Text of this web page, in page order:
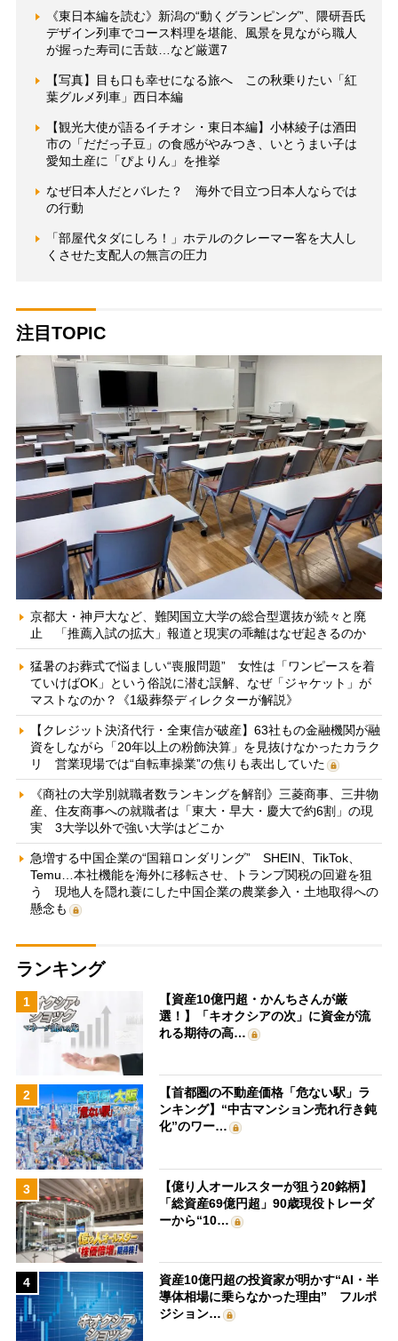
《東日本編を読む》新潟の“動くグランピング”、隈研吾氏
デザイン列車でコース料理を堪能、風景を見ながら職人
が握った寿司に舌鼓…など厳選7
【写真】目も口も幸せになる旅へ この秋乗りたい「紅
葉グルメ列車」西日本編
【観光大使が語るイチオシ・東日本編】小林綾子は酒田
市の「だだっ子豆」の食感がやみつき、いとうまい子は
愛知土産に「ぴよりん」を推挙
なぜ日本人だとバレた？ 海外で目立つ日本人ならでは
の行動
「部屋代タダにしろ！」ホテルのクレーマー客を大人し
くさせた支配人の無言の圧力
注目TOPIC
京都大・神戸大など、難関国立大学の総合型選抜が続々と廃
止 「推薦入試の拡大」報道と現実の乖離はなぜ起きるのか
猛暑のお葬式で悩ましい“喪服問題” 女性は「ワンピースを着
ていけばOK」という俗説に潜む誤解、なぜ「ジャケット」が
マストなのか？《1級葬祭ディレクターが解説》
【クレジット決済代行・全東信が破産】63社もの金融機関が融
資をしながら「20年以上の粉飾決算」を見抜けなかったカラク
リ 営業現場では“自転車操業”の焦りも表出していた
《商社の大学別就職者数ランキングを解剖》三菱商事、三井物
産、住友商事への就職者は「東大・早大・慶大で約6割」の現
実 3大学以外で強い大学はどこか
急増する中国企業の“国籍ロンダリング” SHEIN、TikTok、
Temu…本社機能を海外に移転させ、トランプ関税の回避を狙
う 現地人を隠れ蓑にした中国企業の農業参入・土地取得への
懸念も
ランキング
1
【資産10億円超・かんちさんが厳
選！】「キオクシアの次」に資金が流
れる期待の高…
2
【首都圏の不動産価格「危ない駅」ラ
ンキング】“中古マンション売れ行き鈍
化”のワー…
3
【億り人オールスターが狙う20銘柄】
「総資産69億円超」90歳現役トレーダ
ーから“10…
4
資産10億円超の投資家が明かす“AI・半
導体相場に乗らなかった理由” フルポ
ジション…